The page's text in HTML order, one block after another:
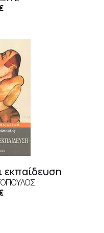
εκπαίδευση